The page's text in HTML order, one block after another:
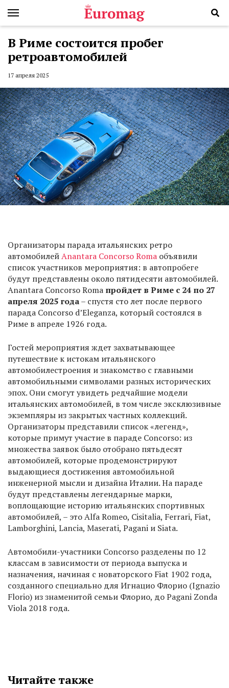
В Риме состоится пробег
ретроавтомобилей
17 апреля 2025
Организаторы парада итальянских ретро
автомобилейAnantara Concorso Roma объявили
список участников мероприятия: в автопробеге
будут представлены около пятидесяти автомобилей.
Anantara Concorso Roma пройдет в Риме с 24 по 27
апреля 2025 года– спустя сто лет после первого
парада Concorso d’Eleganza, который состоялся в
Риме в апреле 1926 года.
Гостей мероприятия ждет захватывающее
путешествие к истокам итальянского
автомобилестроения и знакомство с главными
автомобильными символами разных исторических
эпох. Они смогут увидеть редчайшие модели
итальянских автомобилей, в том числе эксклюзивные
экземпляры из закрытых частных коллекций.
Организаторы представили список «легенд»,
которые примут участие в параде Concorso: из
множества заявок было отобрано пятьдесят
автомобилей, которые продемонстрируют
выдающиеся достижения автомобильной
инженерной мысли и дизайна Италии. На параде
будут представлены легендарные марки,
воплощающие историю итальянских спортивных
автомобилей, – это Alfa Romeo, Cisitalia, Ferrari, Fiat,
Lamborghini, Lancia, Maserati, Pagani и Siata.
Автомобили-участники Concorso разделены по 12
классам в зависимости от периода выпуска и
назначения, начиная с новаторского Fiat 1902 года,
созданного специально для Игнацио Флорио (Ignazio
Florio) из знаменитой семьи Флорио, до Pagani Zonda
Viola 2018 года.
Читайте также